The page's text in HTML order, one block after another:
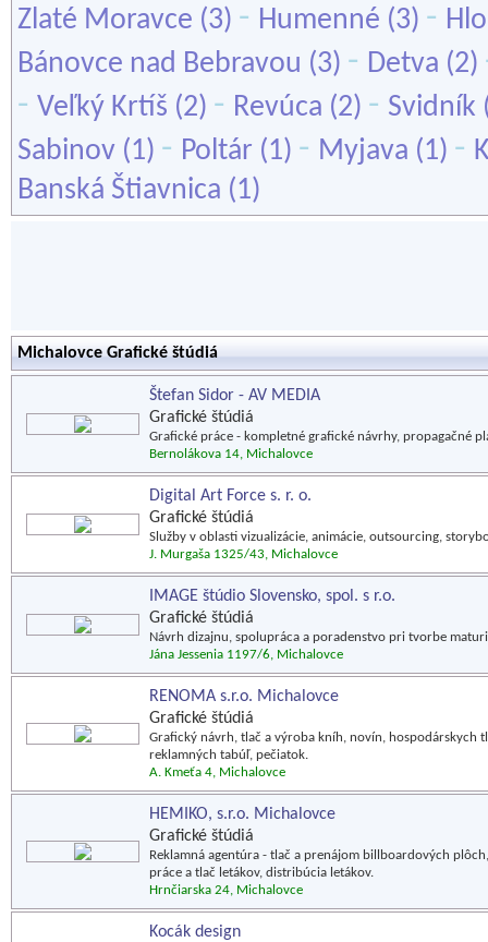
Zlaté Moravce (3) - Humenné (3) -
Bánovce nad Bebravou (3) - Detva (2)
- Veľký Krtíš (2) - Revúca (2) - Svidník
Sabinov (1) - Poltár (1) - Myjava (1) -
Banská Štiavnica (1)
Michalovce Grafické štúdiá
Štefan Sidor - AV MEDIA
Grafické štúdiá
Grafické práce - kompletné grafické návrhy, propagačné
Bernolákova 14, Michalovce
Digital Art Force s. r. o.
Grafické štúdiá
Služby v oblasti vizualizácie, animácie, outsourcing,
J. Murgaša 1325/43, Michalovce
IMAGE štúdio Slovensko, spol. s r.o.
Grafické štúdiá
Návrh dizajnu, spolupráca a poradenstvo pri tvorbe
Jána Jessenia 1197/6, Michalovce
RENOMA s.r.o. Michalovce
Grafické štúdiá
Grafický návrh, tlač a výroba kníh, novín, hospodárskych
reklamných tabúľ, pečiatok.
A. Kmeťa 4, Michalovce
HEMIKO, s.r.o. Michalovce
Grafické štúdiá
Reklamná agentúra - tlač a prenájom billboardových
práce a tlač letákov, distribúcia letákov.
Hrnčiarska 24, Michalovce
Kocák design